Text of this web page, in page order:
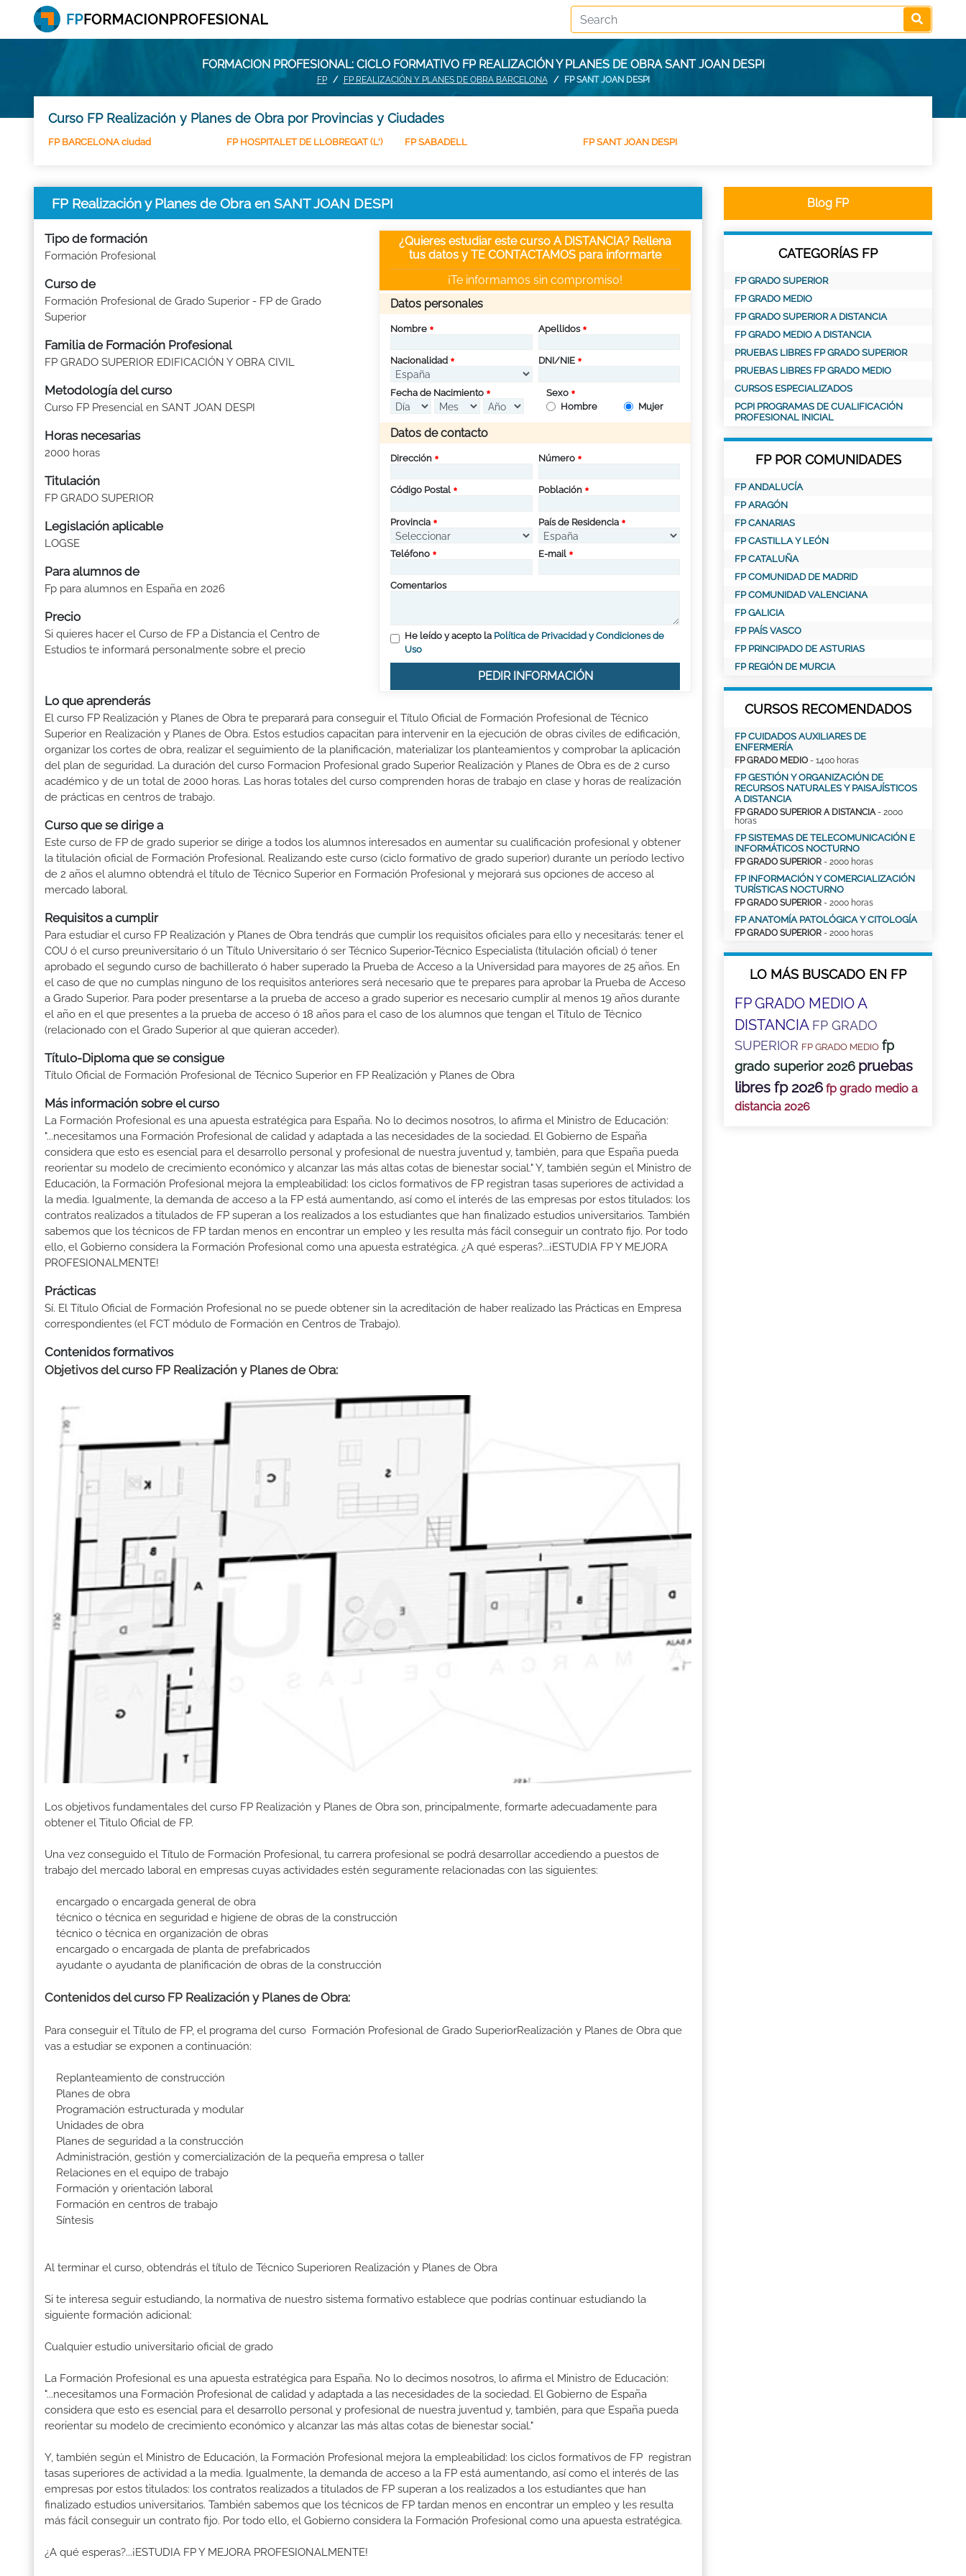
FORMACION PROFESIONAL: CICLO FORMATIVO FP REALIZACIÓN Y PLANES DE OBRA SANT JOAN DESPI
FP FP REALIZACIÓN Y PLANES DE OBRA BARCELONA FP SANT JOAN DESPI
Curso FP Realización y Planes de Obra por Provincias y Ciudades
FP BARCELONA ciudad FP HOSPITALET DE LLOBREGAT (L') FP SABADELL FP SANT JOAN DESPI
FP Realización y Planes de Obra en SANT JOAN DESPI
Tipo de formación
Formación Profesional
Curso de
Formación Profesional de Grado Superior - FP de Grado
Superior
Familia de Formación Profesional
FP GRADO SUPERIOR EDIFICACIÓN Y OBRA CIVIL
Metodología del curso
Curso FP Presencial en SANT JOAN DESPI
Horas necesarias
2000 horas
Titulación
FP GRADO SUPERIOR
Legislación aplicable
LOGSE
Para alumnos de
Fp para alumnos en España en 2026
Precio
Si quieres hacer el Curso de FP a Distancia el Centro de
Estudios te informará personalmente sobre el precio
¿Quieres estudiar este curso A DISTANCIA? Rellena
tus datos y TE CONTACTAMOS para informarte
¡Te informamos sin compromiso!
Datos personales
Nombre Apellidos
Nacionalidad DNI/NIE
Fecha de Nacimiento
Sexo
Hombre
Mujer
Datos de contacto
Dirección Número
Código Postal Población
Provincia País de Residencia
Teléfono E-mail
Comentarios
He leído y acepto la Política de Privacidad y Condiciones de
Uso
PEDIR INFORMACIÓN
Lo que aprenderás
El curso FP Realización y Planes de Obra te preparará para conseguir el Título Oficial de Formación Profesional de Técnico
Superior en Realización y Planes de Obra. Estos estudios capacitan para intervenir en la ejecución de obras civiles de edificación,
organizar los cortes de obra, realizar el seguimiento de la planificación, materializar los planteamientos y comprobar la aplicación
del plan de seguridad. La duración del curso Formacion Profesional grado Superior Realización y Planes de Obra es de 2 curso
académico y de un total de 2000 horas. Las horas totales del curso comprenden horas de trabajo en clase y horas de realización
de prácticas en centros de trabajo.
Curso que se dirige a
Este curso de FP de grado superior se dirige a todos los alumnos interesados en aumentar su cualificación profesional y obtener
la titulación oficial de Formación Profesional. Realizando este curso (ciclo formativo de grado superior) durante un período lectivo
de 2 años el alumno obtendrá el título de Técnico Superior en Formación Profesional y mejorará sus opciones de acceso al
mercado laboral.
Requisitos a cumplir
Para estudiar el curso FP Realización y Planes de Obra tendrás que cumplir los requisitos oficiales para ello y necesitarás: tener el
COU ó el curso preuniversitario ó un Título Universitario ó ser Técnico Superior-Técnico Especialista (titulación oficial) ó tener
aprobado el segundo curso de bachillerato ó haber superado la Prueba de Acceso a la Universidad para mayores de 25 años. En
el caso de que no cumplas ninguno de los requisitos anteriores será necesario que te prepares para aprobar la Prueba de Acceso
a Grado Superior. Para poder presentarse a la prueba de acceso a grado superior es necesario cumplir al menos 19 años durante
el año en el que presentes a la prueba de acceso ó 18 años para el caso de los alumnos que tengan el Título de Técnico
(relacionado con el Grado Superior al que quieran acceder).
Título-Diploma que se consigue
Título Oficial de Formación Profesional de Técnico Superior en FP Realización y Planes de Obra
Más información sobre el curso
La Formación Profesional es una apuesta estratégica para España. No lo decimos nosotros, lo afirma el Ministro de Educación:
"...necesitamos una Formación Profesional de calidad y adaptada a las necesidades de la sociedad. El Gobierno de España
considera que esto es esencial para el desarrollo personal y profesional de nuestra juventud y, también, para que España pueda
reorientar su modelo de crecimiento económico y alcanzar las más altas cotas de bienestar social." Y, también según el Ministro de
Educación, la Formación Profesional mejora la empleabilidad: los ciclos formativos de FP registran tasas superiores de actividad a
la media. Igualmente, la demanda de acceso a la FP está aumentando, así como el interés de las empresas por estos titulados: los
contratos realizados a titulados de FP superan a los realizados a los estudiantes que han finalizado estudios universitarios. También
sabemos que los técnicos de FP tardan menos en encontrar un empleo y les resulta más fácil conseguir un contrato fijo. Por todo
ello, el Gobierno considera la Formación Profesional como una apuesta estratégica. ¿A qué esperas?...¡ESTUDIA FP Y MEJORA
PROFESIONALMENTE!
Prácticas
Sí. El Título Oficial de Formación Profesional no se puede obtener sin la acreditación de haber realizado las Prácticas en Empresa
correspondientes (el FCT módulo de Formación en Centros de Trabajo).
Contenidos formativos
Objetivos del curso FP Realización y Planes de Obra:
Los objetivos fundamentales del curso FP Realización y Planes de Obra son, principalmente, formarte adecuadamente para
obtener el Titulo Oficial de FP.
Una vez conseguido el Título de Formación Profesional, tu carrera profesional se podrá desarrollar accediendo a puestos de
trabajo del mercado laboral en empresas cuyas actividades estén seguramente relacionadas con las siguientes:
encargado o encargada general de obra
técnico o técnica en seguridad e higiene de obras de la construcción
técnico o técnica en organización de obras
encargado o encargada de planta de prefabricados
ayudante o ayudanta de planificación de obras de la construcción
Contenidos del curso FP Realización y Planes de Obra:
Para conseguir el Título de FP, el programa del curso Formación Profesional de Grado SuperiorRealización y Planes de Obra que
vas a estudiar se exponen a continuación:
Replanteamiento de construcción
Planes de obra
Programación estructurada y modular
Unidades de obra
Planes de seguridad a la construcción
Administración, gestión y comercialización de la pequeña empresa o taller
Relaciones en el equipo de trabajo
Formación y orientación laboral
Formación en centros de trabajo
Síntesis
Al terminar el curso, obtendrás el título de Técnico Superioren Realización y Planes de Obra
Si te interesa seguir estudiando, la normativa de nuestro sistema formativo establece que podrías continuar estudiando la
siguiente formación adicional:
Cualquier estudio universitario oficial de grado
La Formación Profesional es una apuesta estratégica para España. No lo decimos nosotros, lo afirma el Ministro de Educación:
"...necesitamos una Formación Profesional de calidad y adaptada a las necesidades de la sociedad. El Gobierno de España
considera que esto es esencial para el desarrollo personal y profesional de nuestra juventud y, también, para que España pueda
reorientar su modelo de crecimiento económico y alcanzar las más altas cotas de bienestar social."
Y, también según el Ministro de Educación, la Formación Profesional mejora la empleabilidad: los ciclos formativos de FP registran
tasas superiores de actividad a la media. Igualmente, la demanda de acceso a la FP está aumentando, así como el interés de las
empresas por estos titulados: los contratos realizados a titulados de FP superan a los realizados a los estudiantes que han
finalizado estudios universitarios. También sabemos que los técnicos de FP tardan menos en encontrar un empleo y les resulta
más fácil conseguir un contrato fijo. Por todo ello, el Gobierno considera la Formación Profesional como una apuesta estratégica.
¿A qué esperas?...¡ESTUDIA FP Y MEJORA PROFESIONALMENTE!
Blog FP
CATEGORÍAS FP
FP GRADO SUPERIOR
FP GRADO MEDIO
FP GRADO SUPERIOR A DISTANCIA
FP GRADO MEDIO A DISTANCIA
PRUEBAS LIBRES FP GRADO SUPERIOR
PRUEBAS LIBRES FP GRADO MEDIO
CURSOS ESPECIALIZADOS
PCPI PROGRAMAS DE CUALIFICACIÓN
PROFESIONAL INICIAL
FP POR COMUNIDADES
FP ANDALUCÍA
FP ARAGÓN
FP CANARIAS
FP CASTILLA Y LEÓN
FP CATALUÑA
FP COMUNIDAD DE MADRID
FP COMUNIDAD VALENCIANA
FP GALICIA
FP PAÍS VASCO
FP PRINCIPADO DE ASTURIAS
FP REGIÓN DE MURCIA
CURSOS RECOMENDADOS
FP CUIDADOS AUXILIARES DE
ENFERMERÍA
FP GRADO MEDIO - 1400 horas
FP GESTIÓN Y ORGANIZACIÓN DE
RECURSOS NATURALES Y PAISAJÍSTICOS
A DISTANCIA
FP GRADO SUPERIOR A DISTANCIA- 2000
horas
FP SISTEMAS DE TELECOMUNICACIÓN E
INFORMÁTICOS NOCTURNO
FP GRADO SUPERIOR - 2000 horas
FP INFORMACIÓN Y COMERCIALIZACIÓN
TURÍSTICAS NOCTURNO
FP GRADO SUPERIOR - 2000 horas
FP ANATOMÍA PATOLÓGICA Y CITOLOGÍA
FP GRADO SUPERIOR - 2000 horas
LO MÁS BUSCADO EN FP
FP GRADO MEDIO A
DISTANCIA FP GRADO
SUPERIOR FP GRADO MEDIO fp
grado superior 2026 pruebas
libres fp 2026 fp grado medio a
distancia 2026